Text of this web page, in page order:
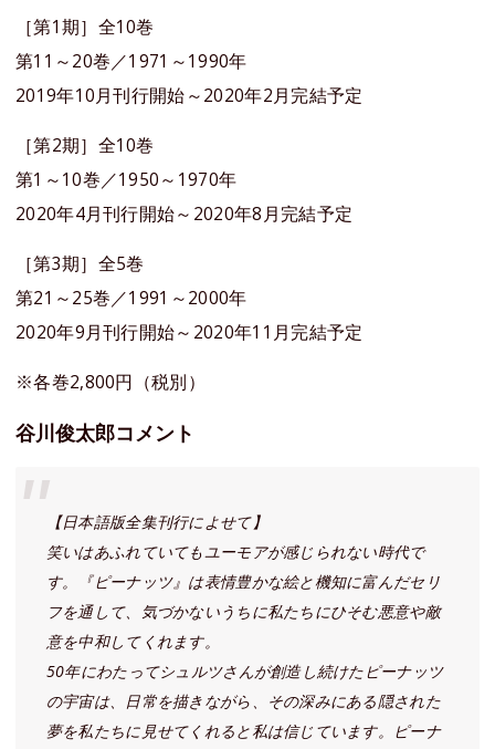
［第1期］全10巻
第11～20巻／1971～1990年
2019年10月刊行開始～2020年2月完結予定
［第2期］全10巻
第1～10巻／1950～1970年
2020年4月刊行開始～2020年8月完結予定
［第3期］全5巻
第21～25巻／1991～2000年
2020年9月刊行開始～2020年11月完結予定
※各巻2,800円（税別）
谷川俊太郎コメント
【日本語版全集刊行によせて】
笑いはあふれていてもユーモアが感じられない時代で
す。『ピーナッツ』は表情豊かな絵と機知に富んだセリ
フを通して、気づかないうちに私たちにひそむ悪意や敵
意を中和してくれます。
50年にわたってシュルツさんが創造し続けたピーナッツ
の宇宙は、日常を描きながら、その深みにある隠された
夢を私たちに見せてくれると私は信じています。ピーナ